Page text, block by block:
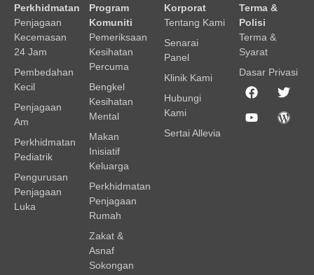
Perkhidmatan
Penjagaan
Kecemasan
24 Jam
Pembedahan
Kecil
Penjagaan
Am
Perkhidmatan
Pediatrik
Pengurusan
Penjagaan
Luka
Program
Komuniti
Pemeriksaan
Kesihatan
Percuma
Bengkel
Kesihatan
Mental
Makan
Inisiatif
Keluarga
Perkhidmatan
Penjagaan
Rumah
Zakat &
Asnaf
Sokongan
Korporat
Tentang Kami
Senarai
Panel
Klinik Kami
Hubungi
Kami
Sertai Allevia
Terma &
Polisi
Terma &
Syarat
Dasar Privasi